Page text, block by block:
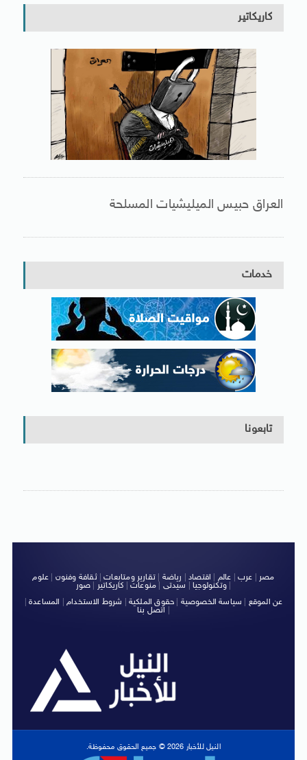
كاريكاتير
العراق حبيس الميليشيات المسلحة
خدمات
تابعونا
مصر عرب عالم اقتصاد رياضة |تقارير ومتابعات|ثقافة وفنون
علوم
وتكنولوجيا| سيدتى منوعات كاريكاتير صور
|
عن الموقع
سياسة الخصوصية حقوق الملكية شروط الاستخدام| المساعدة|
اتصل بنا
النيل للأخبار 2026 © جميع الحقوق محفوظة.